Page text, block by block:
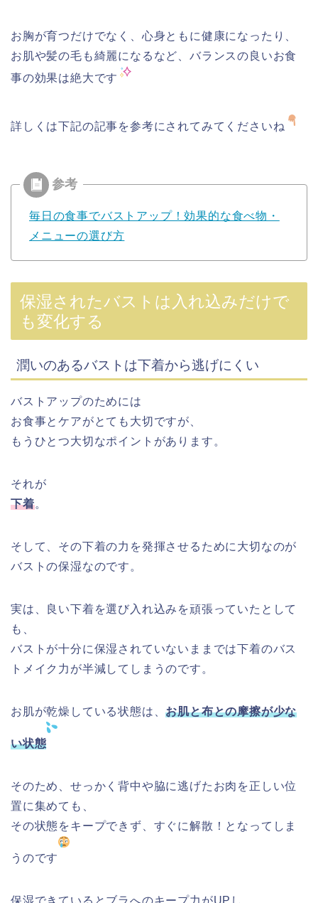
お胸が育つだけでなく、心身ともに健康になったり、
お肌や髪の毛も綺麗になるなど、バランスの良いお食
事の効果は絶大です
詳しくは下記の記事を参考にされてみてくださいね
毎日の食事でバストアップ！効果的な食べ物・
メニューの選び方
保湿されたバストは入れ込みだけで
も変化する
潤いのあるバストは下着から逃げにくい
バストアップのためには
お食事とケアがとても大切ですが、
もうひとつ大切なポイントがあります。
それが
下着。
そして、その下着の力を発揮させるために大切なのが
バストの保湿なのです。
実は、良い下着を選び入れ込みを頑張っていたとして
も、
バストが十分に保湿されていないままでは下着のバス
トメイク力が半減してしまうのです。
お肌が乾燥している状態は、お肌と布との摩擦が少な
い状態
そのため、せっかく背中や脇に逃げたお肉を正しい位
置に集めても、
その状態をキープできず、すぐに解散！となってしま
うのです